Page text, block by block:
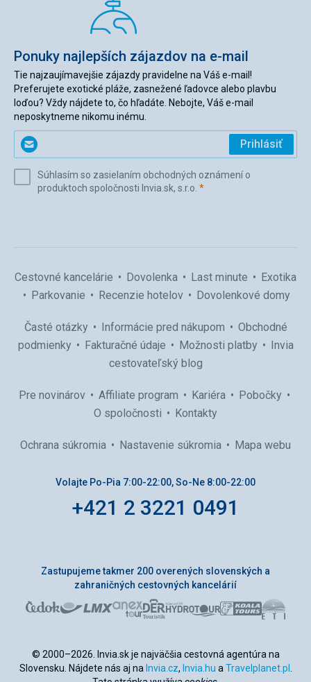
Ponuky najlepších zájazdov na e-mail
Tie najzaujímavejšie zájazdy pravidelne na Váš e-mail!
Preferujete exotické pláže, zasnežené ľadovce alebo plavbu
loďou? Vždy nájdete to, čo hľadáte. Nebojte, Váš e-mail
neposkytneme nikomu inému.
Zadajte
svoj
(povinné)
Prihlásiť
Súhlasím so zasielaním obchodných oznámení o
produktoch spoločnosti Invia.sk, s.r.o. *(povinné)
Cestovné kancelárie Dovolenka Last minute
Exotika
Parkovanie
Recenzie hotelov Dovolenkové domy
Časté otázky Informácie pred nákupom
Obchodné
podmienky
Fakturačné údaje Možnosti platby
Invia
cestovateľský blog
Pre novinárov Affiliate program Kariéra
Pobočky
O spoločnosti
Kontakty
Ochrana súkromia Nastavenie súkromia Mapa webu
Volajte Po-Pia 7:00-22:00, So-Ne 8:00-22:00
+421 2 3221 0491
Zastupujeme takmer 200 overených slovenských a
zahraničných cestovných kancelárií
© 2000–2026. Invia.sk je najväčšia cestovná agentúra na
Slovensku. Nájdete nás aj na Invia.cz, Invia.hu a Travelplanet.pl